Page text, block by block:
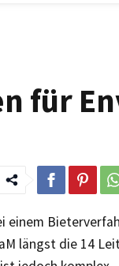
für
einem
längst die 14